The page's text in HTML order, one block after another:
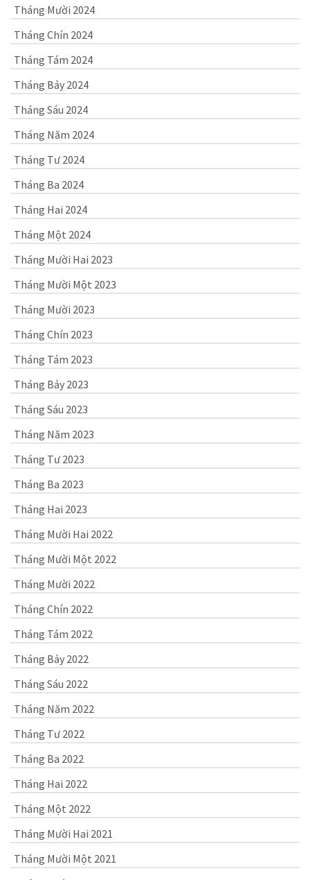
Tháng Mười 2024
Tháng Chín 2024
Tháng Tám 2024
Tháng Bảy 2024
Tháng Sáu 2024
Tháng Năm 2024
Tháng Tư 2024
Tháng Ba 2024
Tháng Hai 2024
Tháng Một 2024
Tháng Mười Hai 2023
Tháng Mười Một 2023
Tháng Mười 2023
Tháng Chín 2023
Tháng Tám 2023
Tháng Bảy 2023
Tháng Sáu 2023
Tháng Năm 2023
Tháng Tư 2023
Tháng Ba 2023
Tháng Hai 2023
Tháng Mười Hai 2022
Tháng Mười Một 2022
Tháng Mười 2022
Tháng Chín 2022
Tháng Tám 2022
Tháng Bảy 2022
Tháng Sáu 2022
Tháng Năm 2022
Tháng Tư 2022
Tháng Ba 2022
Tháng Hai 2022
Tháng Một 2022
Tháng Mười Hai 2021
Tháng Mười Một 2021